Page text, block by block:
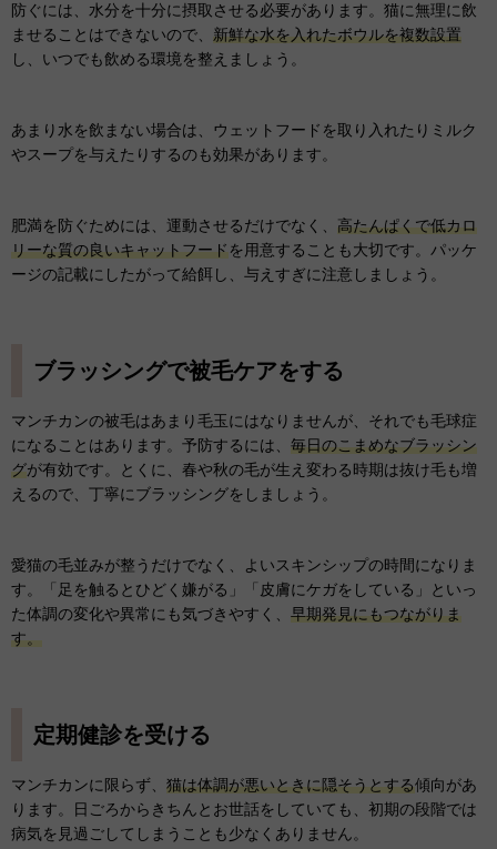
防ぐには、水分を十分に摂取させる必要があります。猫に無理に飲
ませることはできないので、 新鮮な水を入れたボウルを複数設置
し、いつでも飲める環境を整えましょう。
あまり水を飲まない場合は、ウェットフードを取り入れたりミルク
やスープを与えたりするのも効果があります。
肥満を防ぐためには、運動させるだけでなく、 高たんぱくで低カロ
リーな質の良いキャットフードを用意することも大切です。パッケ
ージの記載にしたがって給餌し、与えすぎに注意しましょう。
ブラッシングで被毛ケアをする
マンチカンの被毛はあまり毛玉にはなりませんが、それでも毛球症
になることはあります。予防するには、 毎日のこまめなブラッシン
グが有効です。とくに、春や秋の毛が生え変わる時期は抜け毛も増
えるので、丁寧にブラッシングをしましょう。
愛猫の毛並みが整うだけでなく、よいスキンシップの時間になりま
す。「足を触るとひどく嫌がる」「皮膚にケガをしている」といっ
た体調の変化や異常にも気づきやすく、 早期発見にもつながりま
す。
定期健診を受ける
マンチカンに限らず、 猫は体調が悪いときに隠そうとする傾向があ
ります。日ごろからきちんとお世話をしていても、初期の段階では
病気を見過ごしてしまうことも少なくありません。